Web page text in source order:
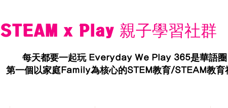
STEAM x Play 親子學習社群
每天都要一起玩 Everyday We Play 365是華語圈
第一個以家庭Family為核心的STEM教育/STEAM教育